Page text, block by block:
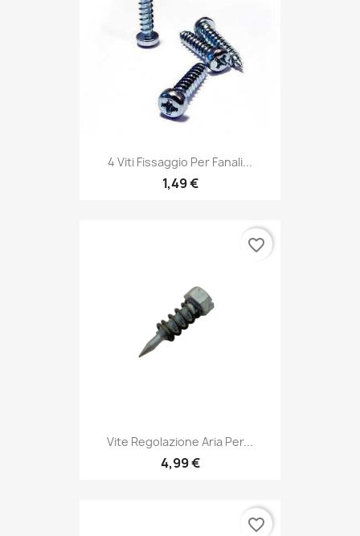
4 Viti Fissaggio Per Fanali...
1,49 €
Vite Regolazione Aria Per...
4,99 €
favorite_border
favorite_border